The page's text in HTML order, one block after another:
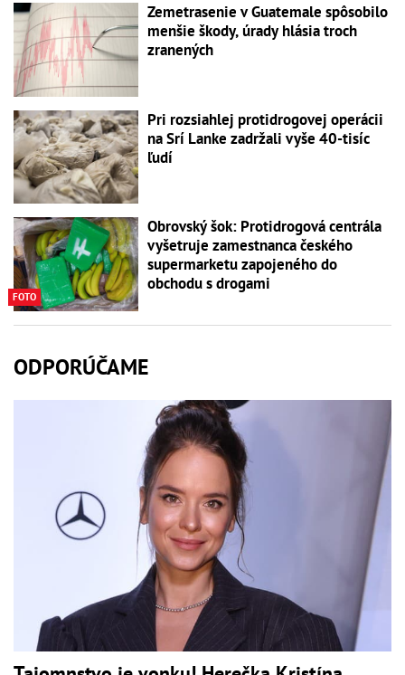
Zemetrasenie v Guatemale spôsobilo
menšie škody, úrady hlásia troch
zranených
Pri rozsiahlej protidrogovej operácii
na Srí Lanke zadržali vyše 40-tisíc
ľudí
FOTO
Obrovský šok: Protidrogová centrála
vyšetruje zamestnanca českého
supermarketu zapojeného do
obchodu s drogami
ODPORÚČAME